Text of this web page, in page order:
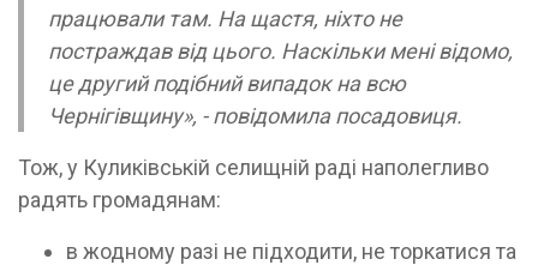
працювали там. На щастя, ніхто не
постраждав від цього. Наскільки мені відомо,
це другий подібний випадок на всю
Чернігівщину», - повідомила посадовиця.
Тож, у Куликівській селищній раді наполегливо
радять громадянам:
в жодному разі не підходити, не торкатися та